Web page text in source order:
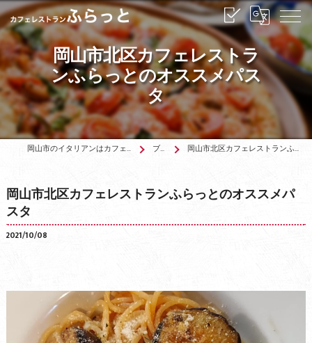
岡山市北区カフェレストラ
ンふらっとのオススメパス
タ
岡山市のイタリアンはカフェレストランふらっと ブログ 岡山市北区カフェレストランふらっとのオススメパスタ
岡山市北区カフェレストランふらっとのオススメパ
スタ
2021/10/08